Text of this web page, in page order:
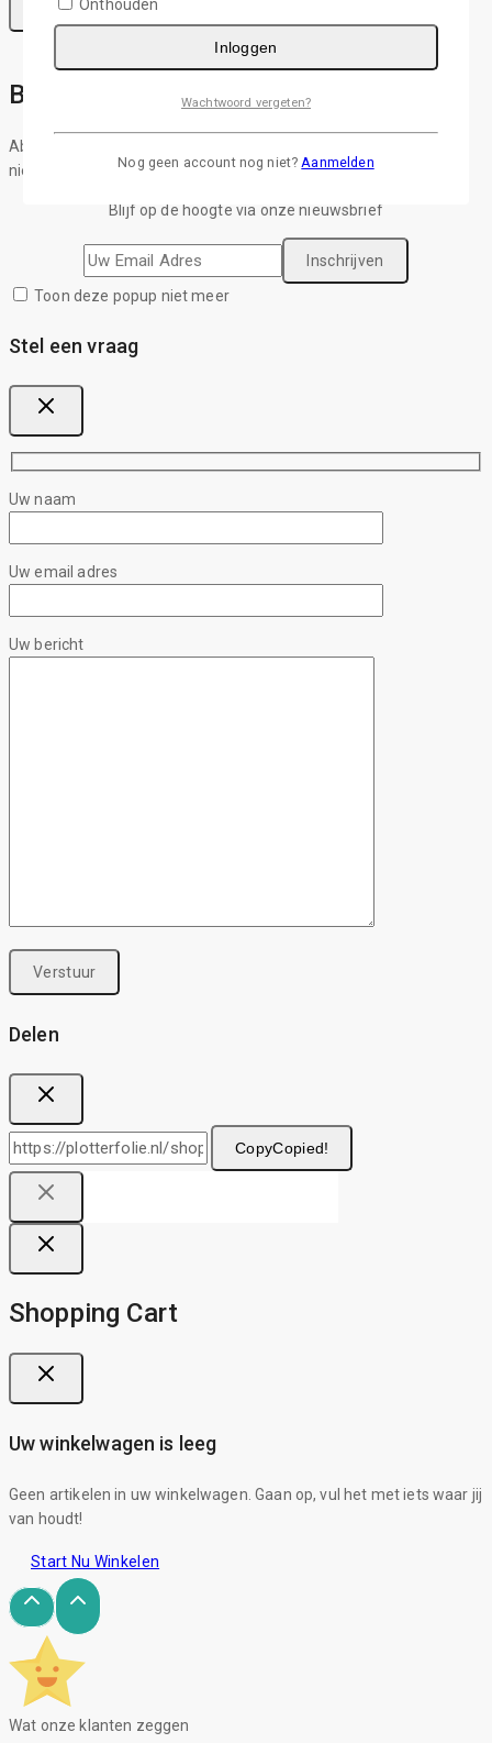
Blijf op de hoogte van al het nieuws!
Abonneer u op onze nieuwsbrief en ontvang updates over de
nieuwste producten, acties en aanbiedingen.
Blijf op de hoogte via onze nieuwsbrief
Toon deze popup niet meer
Stel een vraag
Uw naam
Uw email adres
Uw bericht
Delen
CopyCopied!
Onthouden
Inloggen
Wachtwoord vergeten?
Nog geen account nog niet?Aanmelden
Shopping Cart
Uw winkelwagen is leeg
Geen artikelen in uw winkelwagen. Gaan op, vul het met iets waar jij
van houdt!
Start Nu Winkelen
Wat onze klanten zeggen